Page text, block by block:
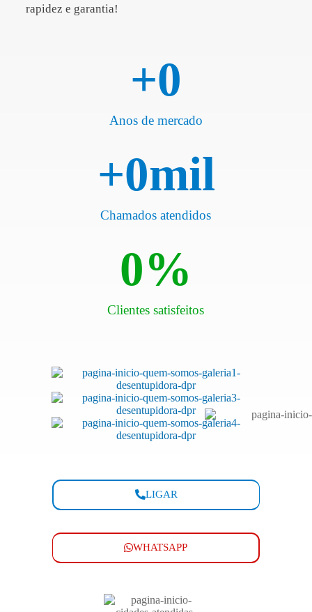
rapidez e garantia!
Anos de mercado
+0
Chamados atendidos
+0mil
Clientes satisfeitos
0%
LIGAR
WHATSAPP